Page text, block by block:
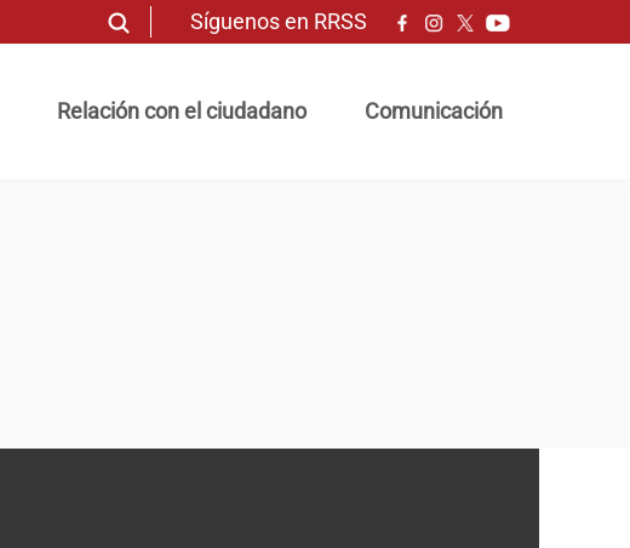
Síguenos en RRSS
Relación con el ciudadano Comunicación